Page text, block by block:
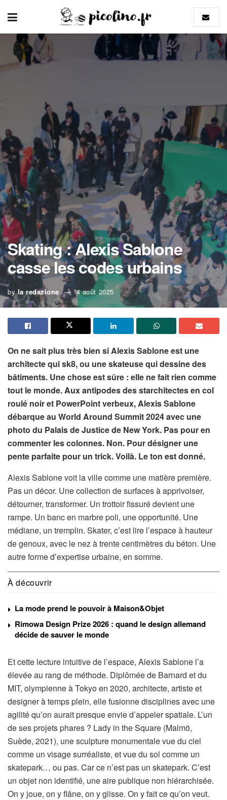
Skating : Alexis Sablone
casse les codes urbains
by la redazione 4 août 2025
On ne sait plus très bien si Alexis Sablone est une
architecte qui sk8, ou une skateuse qui dessine des
bâtiments. Une chose est sûre : elle ne fait rien comme
tout le monde. Aux antipodes des starchitectes en col
roulé noir et PowerPoint verbeux, Alexis Sablone
débarque au World Around Summit 2024 avec une
photo du Palais de Justice de New York. Pas pour en
commenter les colonnes. Non. Pour désigner une
pente parfaite pour un trick. Voilà. Le ton est donné.
Alexis Sablone voit la ville comme une matière première.
Pas un décor. Une collection de surfaces à apprivoiser,
détourner, transformer. Un trottoir fissuré devient une
rampe. Un banc en marbre poli, une opportunité. Une
médiane, un tremplin. Skater, c’est lire l’espace à hauteur
de genoux, avec le nez à trente centimètres du béton. Une
autre forme d’expertise urbaine, en somme.
À découvrir
La mode prend le pouvoir à Maison&Objet
Rimowa Design Prize 2026 : quand le design allemand
décide de sauver le monde
Et cette lecture intuitive de l’espace, Alexis Sablone l’a
élevée au rang de méthode. Diplômée de Barnard et du
MIT, olympienne à Tokyo en 2020, architecte, artiste et
designer à temps plein, elle fusionne disciplines avec une
agilité qu’on aurait presque envie d’appeler spatiale. L’un
de ses projets phares ? Lady in the Square (Malmö,
Suède, 2021), une sculpture monumentale vue du ciel
comme un visage surréaliste, et vue du sol comme un
skatepark… ou pas. Car ce n’est pas un skatepark. C’est
un objet non identifié, une aire publique non hiérarchisée.
On y joue, on y flâne, on y glisse. On y fait ce qu’on veut.